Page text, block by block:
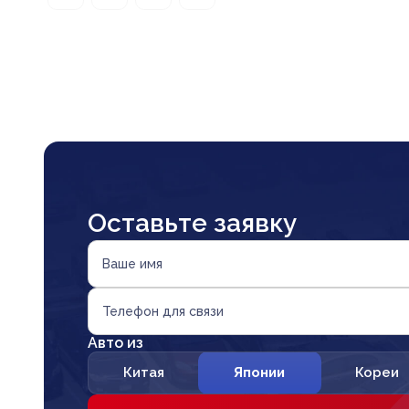
Оставьте заявку
Ваше имя
Телефон для связи
Авто из
Китая Японии Кореи